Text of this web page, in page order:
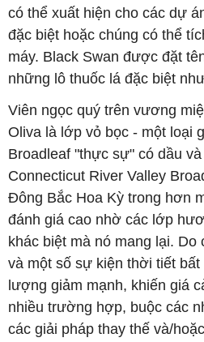
có thể xuất hiện cho các dự
đặc biệt hoặc chúng có thể
máy. Black Swan được đặt
những lô thuốc lá đặc biệt
Viên ngọc quý trên vương
Oliva là lớp vỏ bọc - một loại
Broadleaf "thực sự" có dầu
Connecticut River Valley
Đông Bắc Hoa Kỳ trong hơn
đánh giá cao nhờ các lớp
khác biệt mà nó mang lại. Do
và một số sự kiện thời tiết
lượng giảm mạnh, khiến giá
nhiều trường hợp, buộc các
các giải pháp thay thế và/